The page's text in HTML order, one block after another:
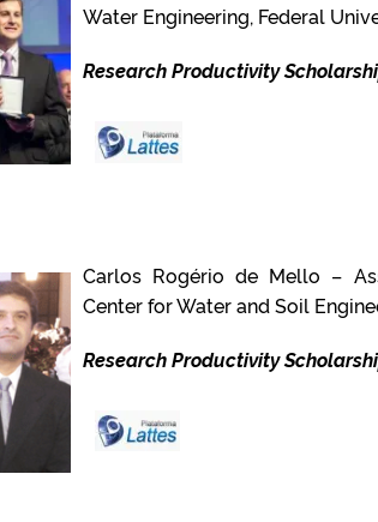
Water Engineering, Federal
Research Productivity
Carlos Rogério de Mello –
Center for Water and Soil
Research Productivity